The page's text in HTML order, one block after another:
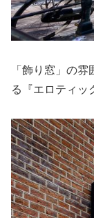
「飾り窓」の
る『エロティッ